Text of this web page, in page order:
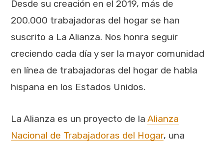
Desde su creación en el 2019, más de
200.000 trabajadoras del hogar se han
suscrito a La Alianza. Nos honra seguir
creciendo cada día y ser la mayor comunidad
en línea de trabajadoras del hogar de habla
hispana en los Estados Unidos.
La Alianza es un proyecto de la Alianza
Nacional de Trabajadoras del Hogar, una